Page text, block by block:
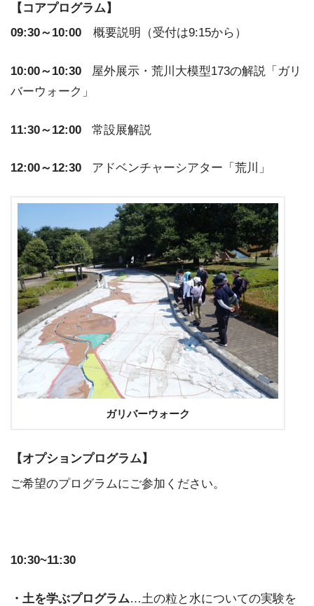
【コアプログラム】
09:30～10:00 概要説明（受付は9:15から）
10:00～10:30 屋外展示・荒川大模型173の解説「ガリ
バーウォーク」
11:30～12:00 常設展解説
12:00～12:30 アドベンチャーシアター「荒川」
ガリバーウォーク
【オプションプログラム】
ご希望のプログラムにご参加ください。
10:30~11:30
・土を学ぶプログラム…土の粒と水についての実験を